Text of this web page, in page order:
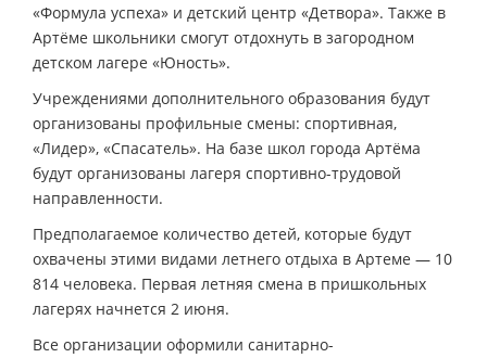
«Формула успеха» и детский центр «Детвора». Также в
Артёме школьники смогут отдохнуть в загородном
детском лагере «Юность».
Учреждениями дополнительного образования будут
организованы профильные смены: спортивная,
«Лидер», «Спасатель». На базе школ города Артёма
будут организованы лагеря спортивно-трудовой
направленности.
Предполагаемое количество детей, которые будут
охвачены этими видами летнего отдыха в Артеме — 10
814 человека. Первая летняя смена в пришкольных
лагерях начнется 2 июня.
Все организации оформили санитарно-